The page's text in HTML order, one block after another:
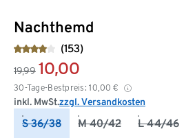
Nachthemd
(153)
19,99 10,00
30-Tage-Bestpreis: 10,00 €
inkl. MwSt.zzgl. Versandkosten
S 36/38 M 40/42 L 44/46